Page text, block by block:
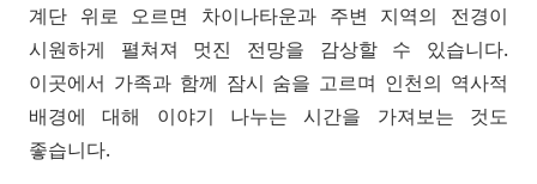
계단 위로 오르면 차이나타운과 주변 지역의 전경이
시원하게 펼쳐져 멋진 전망을 감상할 수 있습니다.
이곳에서 가족과 함께 잠시 숨을 고르며 인천의 역사적
배경에 대해 이야기 나누는 시간을 가져보는 것도
좋습니다.